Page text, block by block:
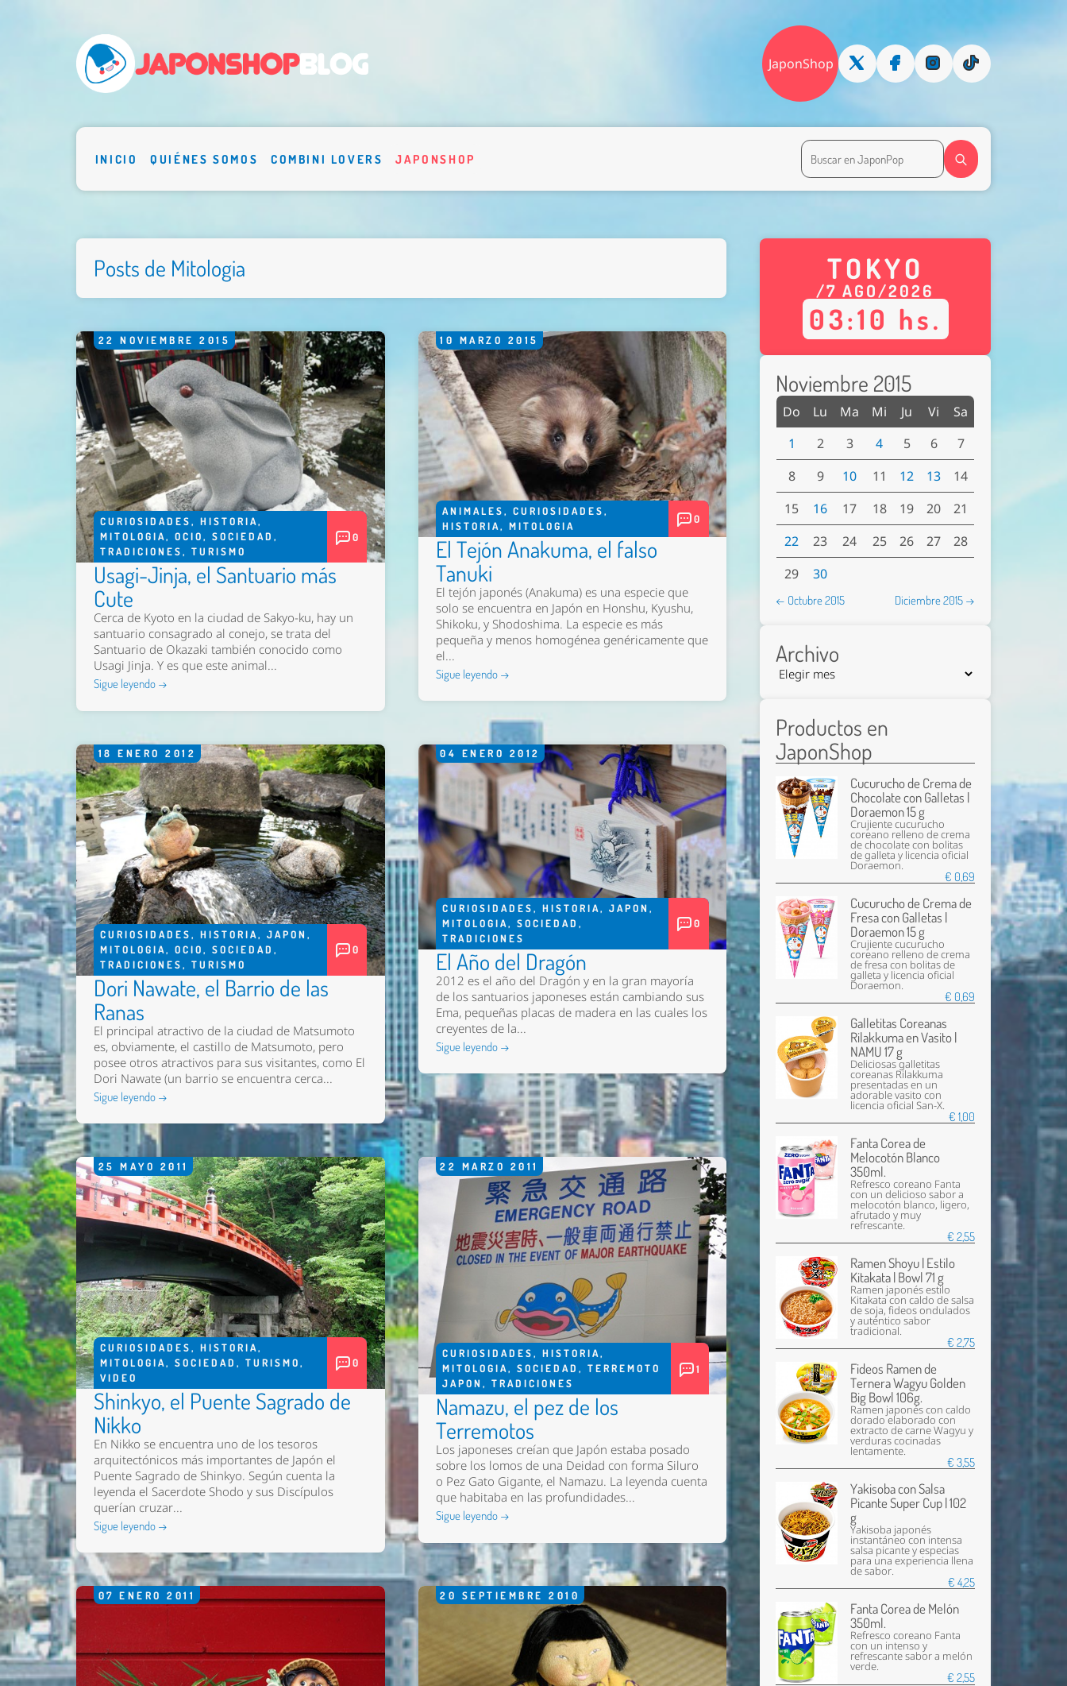
JaponShop
INICIO QUIÉNES SOMOS COMBINI LOVERS JAPONSHOP
Posts de Mitologia
22 NOVIEMBRE 2015
CURIOSIDADES,HISTORIA,
MITOLOGIA,OCIO,SOCIEDAD,
TRADICIONES,TURISMO
0
Usagi-Jinja, el Santuario más
Cute
Cerca de Kyoto en la ciudad de Sakyo-ku, hay un
santuario consagrado al conejo, se trata del
Santuario de Okazaki también conocido como
Usagi Jinja. Y es que este animal...
Sigue leyendo →
10 MARZO 2015
ANIMALES, CURIOSIDADES,
HISTORIA, MITOLOGIA
0
El Tejón Anakuma, el falso
Tanuki
El tejón japonés (Anakuma) es una especie que
solo se encuentra en Japón en Honshu, Kyushu,
Shikoku, y Shodoshima. La especie es más
pequeña y menos homogénea genéricamente que
el...
Sigue leyendo →
18 ENERO 2012
CURIOSIDADES,HISTORIA,JAPON,
MITOLOGIA,OCIO,SOCIEDAD,
TRADICIONES,TURISMO
0
Dori Nawate, el Barrio de las
Ranas
El principal atractivo de la ciudad de Matsumoto
es, obviamente, el castillo de Matsumoto, pero
posee otros atractivos para sus visitantes, como El
Dori Nawate (un barrio se encuentra cerca...
Sigue leyendo →
04 ENERO 2012
CURIOSIDADES, HISTORIA, JAPON ,
MITOLOGIA, SOCIEDAD ,
TRADICIONES
0
El Año del Dragón
2012 es el año del Dragón y en la gran mayoría
de los santuarios japoneses están cambiando sus
Ema, pequeñas placas de madera en las cuales los
creyentes de la...
Sigue leyendo →
25 MAYO 2011
CURIOSIDADES,HISTORIA,
MITOLOGIA,SOCIEDAD,TURISMO,
VIDEO
0
Shinkyo, el Puente Sagrado de
Nikko
En Nikko se encuentra uno de los tesoros
arquitectónicos más importantes de Japón el
Puente Sagrado de Shinkyo. Según cuenta la
leyenda el Sacerdote Shodo y sus Discípulos
querían cruzar...
Sigue leyendo →
22 MARZO 2011
CURIOSIDADES, HISTORIA,
MITOLOGIA, SOCIEDAD , TERREMOTO
JAPON , TRADICIONES
1
Namazu, el pez de los
Terremotos
Los japoneses creían que Japón estaba posado
sobre los lomos de una Deidad con forma Siluro
o Pez Gato Gigante, el Namazu. La leyenda cuenta
que habitaba en las profundidades...
Sigue leyendo →
07 ENERO 2011 20 SEPTIEMBRE 2010
TOKYO
/7 AGO/2026
03:10 hs.
Noviembre 2015
Do Lu Ma Mi Ju Vi
Sa
1
2 3 4 5 6
7
8
9 10 11 12 13
14
15
16 17 18 19 20
21
22
23 24 25 26 27
28
29
30
← Octubre 2015 Diciembre 2015 →
Archivo
Productos en
JaponShop
Cucurucho de Crema de
Chocolate con Galletas |
Doraemon 15 g
Crujiente cucurucho
coreano relleno de crema
de chocolate con bolitas
de galleta y licencia oficial
Doraemon.
€ 0,69
Cucurucho de Crema de
Fresa con Galletas |
Doraemon 15 g
Crujiente cucurucho
coreano relleno de crema
de fresa con bolitas de
galleta y licencia oficial
Doraemon.
€ 0,69
Galletitas Coreanas
Rilakkuma en Vasito |
NAMU 17 g
Deliciosas galletitas
coreanas Rilakkuma
presentadas en un
adorable vasito con
licencia oficial San-X.
€ 1,00
Fanta Corea de
Melocotón Blanco
350ml.
Refresco coreano Fanta
con un delicioso sabor a
melocotón blanco, ligero,
afrutado y muy
refrescante.
€ 2,55
Ramen Shoyu | Estilo
Kitakata | Bowl 71 g
Ramen japonés estilo
Kitakata con caldo de salsa
de soja, fideos ondulados
y auténtico sabor
tradicional.
€ 2,75
Fideos Ramen de
Ternera Wagyu Golden
Big Bowl 106g.
Ramen japonés con caldo
dorado elaborado con
extracto de carne Wagyu y
verduras cocinadas
lentamente.
€ 3,55
Yakisoba con Salsa
Picante Super Cup | 102
g
Yakisoba japonés
instantáneo con intensa
salsa picante y especias
para una experiencia llena
de sabor.
€ 4,25
Fanta Corea de Melón
350ml.
Refresco coreano Fanta
con un intenso y
refrescante sabor a melón
verde.
€ 2,55